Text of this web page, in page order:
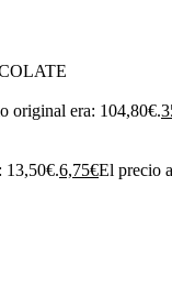
original era: 104,80€.
13,50€.6,75€El precio